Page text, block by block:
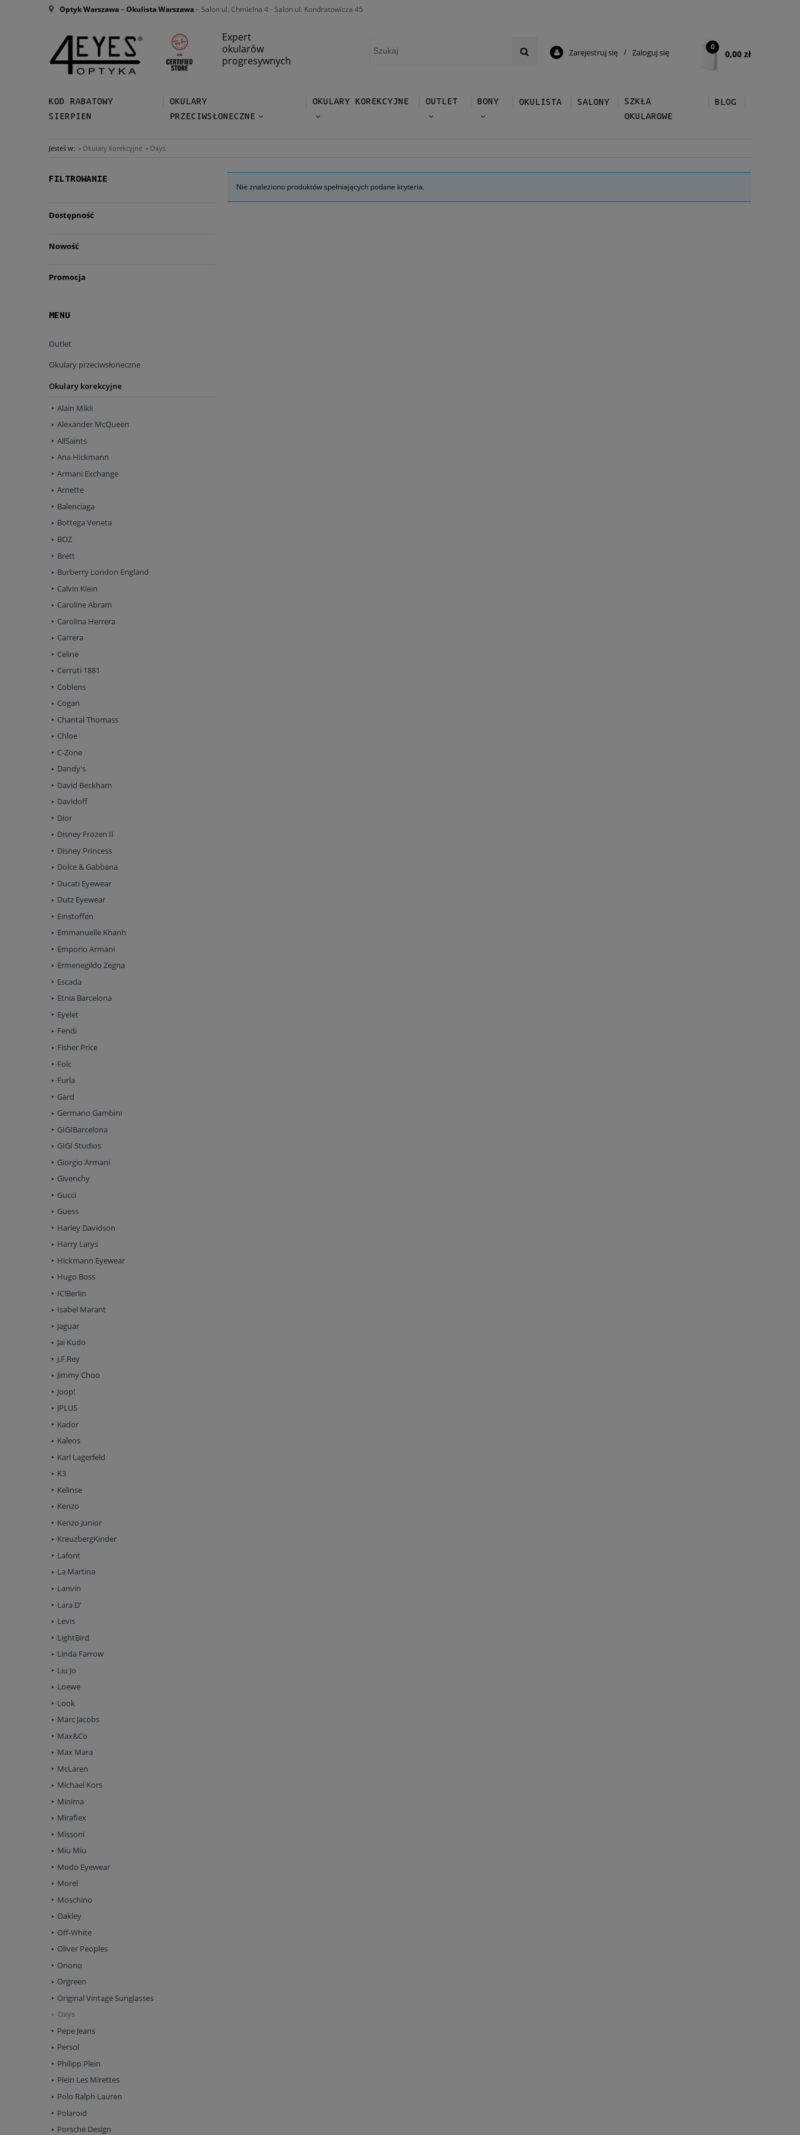
Optyk Warszawa–Okulista Warszawa– Salon ul. Chmielna 4 - Salon ul. Kondratowicza 45
Expert
okularów
progresywnych
0,00 zł
0
Zarejestruj się / Zaloguj się
KOD RABATOWY
SIERPIEN
OKULARY
PRZECIWSŁONECZNE
OKULARY KOREKCYJNE OUTLET BONY OKULISTA SALONY
SZKŁA
OKULAROWE
BLOG
Jesteś w: » Okulary korekcyjne » Oxys
FILTROWANIE
Dostępność
Nowość
Promocja
MENU
Outlet
Okulary przeciwsłoneczne
Okulary korekcyjne
Alain Mikli
Alexander McQueen
AllSaints
Ana Hickmann
Armani Exchange
Arnette
Balenciaga
Bottega Veneta
BOZ
Brett
Burberry London England
Calvin Klein
Caroline Abram
Carolina Herrera
Carrera
Celine
Cerruti 1881
Coblens
Cogan
Chantal Thomass
Chloe
C-Zone
Dandy's
David Beckham
Davidoff
Dior
Disney Frozen II
Disney Princess
Dolce & Gabbana
Ducati Eyewear
Dutz Eyewear
Einstoffen
Emmanuelle Khanh
Emporio Armani
Ermenegildo Zegna
Escada
Etnia Barcelona
Eyelet
Fendi
Fisher Price
Folc
Furla
Gard
Germano Gambini
GIGIBarcelona
GIGI Studios
Giorgio Armani
Givenchy
Gucci
Guess
Harley Davidson
Harry Larys
Hickmann Eyewear
Hugo Boss
IC!Berlin
Isabel Marant
Jaguar
Jai Kudo
J.F.Rey
Jimmy Choo
Joop!
JPLUS
Kador
Kaleos
Karl Lagerfeld
K3
Kelinse
Kenzo
Kenzo Junior
KreuzbergKinder
Lafont
La Martina
Lanvin
Lara D'
Levis
LightBird
Linda Farrow
Liu Jo
Loewe
Look
Marc Jacobs
Max&Co
Max Mara
McLaren
Michael Kors
Minima
Miraflex
Missoni
Miu Miu
Modo Eyewear
Morel
Moschino
Oakley
Off-White
Oliver Peoples
Onono
Orgreen
Original Vintage Sunglasses
Oxys
Pepe Jeans
Persol
Philipp Plein
Plein Les Mirettes
Polo Ralph Lauren
Polaroid
Porsche Design
Nie znaleziono produktów spełniających podane kryteria.